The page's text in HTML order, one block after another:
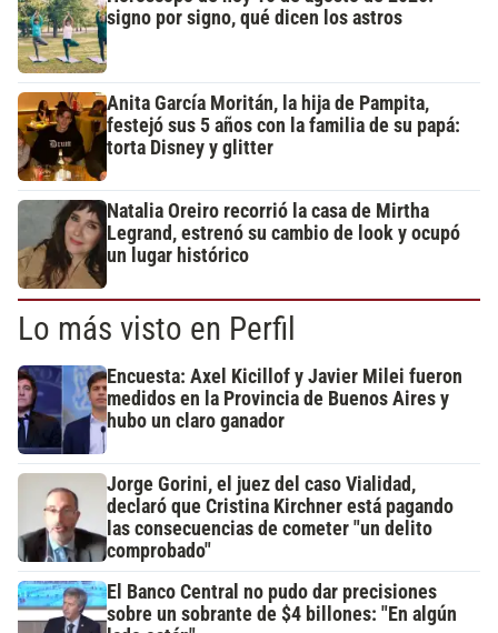
signo por signo, qué dicen los astros
Anita García Moritán, la hija de Pampita,
festejó sus 5 años con la familia de su papá:
torta Disney y glitter
Natalia Oreiro recorrió la casa de Mirtha
Legrand, estrenó su cambio de look y ocupó
un lugar histórico
Lo más visto en Perfil
Encuesta: Axel Kicillof y Javier Milei fueron
medidos en la Provincia de Buenos Aires y
hubo un claro ganador
Jorge Gorini, el juez del caso Vialidad,
declaró que Cristina Kirchner está pagando
las consecuencias de cometer "un delito
comprobado"
El Banco Central no pudo dar precisiones
sobre un sobrante de $4 billones: "En algún